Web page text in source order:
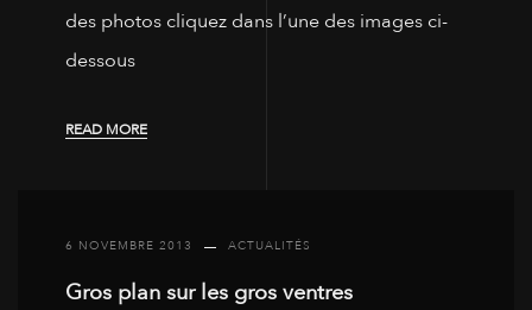
des photos cliquez dans l’une des images ci-
dessous
READ MORE
6 NOVEMBRE 2013 ACTUALITÉS
Gros plan sur les gros ventres